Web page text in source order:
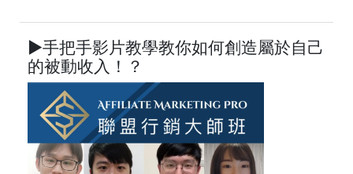
►手把手影片教學教你如何創造屬於自己
的被動收入！？